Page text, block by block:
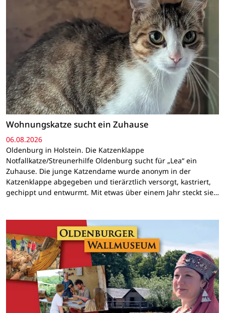
Wohnungskatze sucht ein Zuhause
06.08.2026
Oldenburg in Holstein. Die Katzenklappe
Notfallkatze/Streunerhilfe Oldenburg sucht für „Lea“ ein
Zuhause. Die junge Katzendame wurde anonym in der
Katzenklappe abgegeben und tierärztlich versorgt, kastriert,
gechippt und entwurmt. Mit etwas über einem Jahr steckt sie…